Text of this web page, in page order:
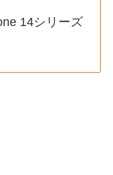
14シリーズ